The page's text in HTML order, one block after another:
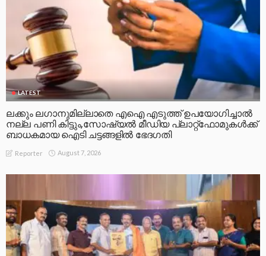
LATEST
ലക്കും ലഗാനുമില്ലാതെ എഐ എടുത്ത് ഉപയോഗിച്ചാല്‍
നല്ല പണി കിട്ടും,സോഷ്യല്‍ മീഡിയ പ്ലാറ്റ്‌ഫോമുകള്‍ക്ക്
ബാധകമായ ഐടി ചട്ടങ്ങളില്‍ ഭേദഗതി
Reporter August 7, 2026